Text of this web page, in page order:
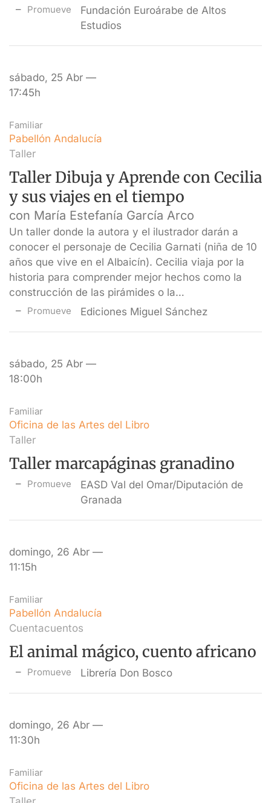
Promueve
Fundación Euroárabe de Altos
Estudios
sábado, 25 Abr —
17:45h
Familiar
Pabellón Andalucía
Taller
Taller Dibuja y Aprende con Cecilia
y sus viajes en el tiempo
con María Estefanía García Arco
Un taller donde la autora y el ilustrador darán a
conocer el personaje de Cecilia Garnati (niña de 10
años que vive en el Albaicín). Cecilia viaja por la
historia para comprender mejor hechos como la
construcción de las pirámides o la…
Promueve Ediciones Miguel Sánchez
sábado, 25 Abr —
18:00h
Familiar
Oficina de las Artes del Libro
Taller
Taller marcapáginas granadino
Promueve
EASD Val del Omar/Diputación de
Granada
domingo, 26 Abr —
11:15h
Familiar
Pabellón Andalucía
Cuentacuentos
El animal mágico, cuento africano
Promueve Librería Don Bosco
domingo, 26 Abr —
11:30h
Familiar
Oficina de las Artes del Libro